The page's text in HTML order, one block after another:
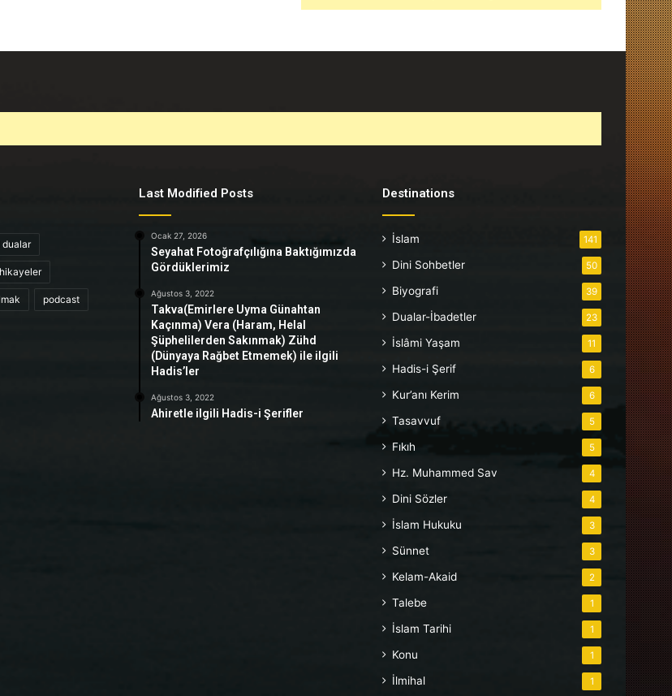
dualar
podcast
Last Modified Posts
Ocak 27, 2026
Seyahat Fotoğrafçılığına Baktığımızda
Gördüklerimiz
Ağustos 3, 2022
Takva(Emirlere Uyma Günahtan
Kaçınma) Vera (Haram, Helal
Şüphelilerden Sakınmak) Zühd
(Dünyaya Rağbet Etmemek) ile ilgili
Hadis’ler
Ağustos 3, 2022
Ahiretle ilgili Hadis-i Şerifler
Destinations
İslam 141
Dini Sohbetler 50
Biyografi 39
Dualar-İbadetler 23
İslâmi Yaşam 11
Hadis-i Şerif 6
Kur’anı Kerim 6
Tasavvuf 5
Fıkıh 5
Hz. Muhammed Sav 4
Dini Sözler 4
İslam Hukuku 3
Sünnet 3
Kelam-Akaid 2
Talebe 1
İslam Tarihi 1
Konu 1
İlmihal 1